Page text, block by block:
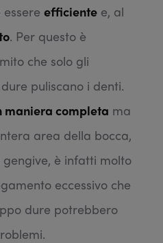
essere efficiente e, al
. Per questo è
che solo gli
puliscano i denti.
maniera completa ma
area della bocca,
è infatti molto
eccessivo che
dure potrebbero